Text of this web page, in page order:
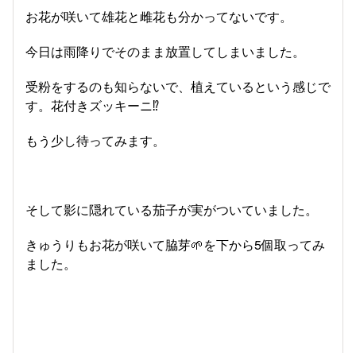
お花が咲いて雄花と雌花も分かってないです。
今日は雨降りでそのまま放置してしまいました。
受粉をするのも知らないで、植えているという感じで
す。花付きズッキーニ⁉️
もう少し待ってみます。
そして影に隠れている茄子が実がついていました。
きゅうりもお花が咲いて脇芽🌱を下から5個取ってみ
ました。